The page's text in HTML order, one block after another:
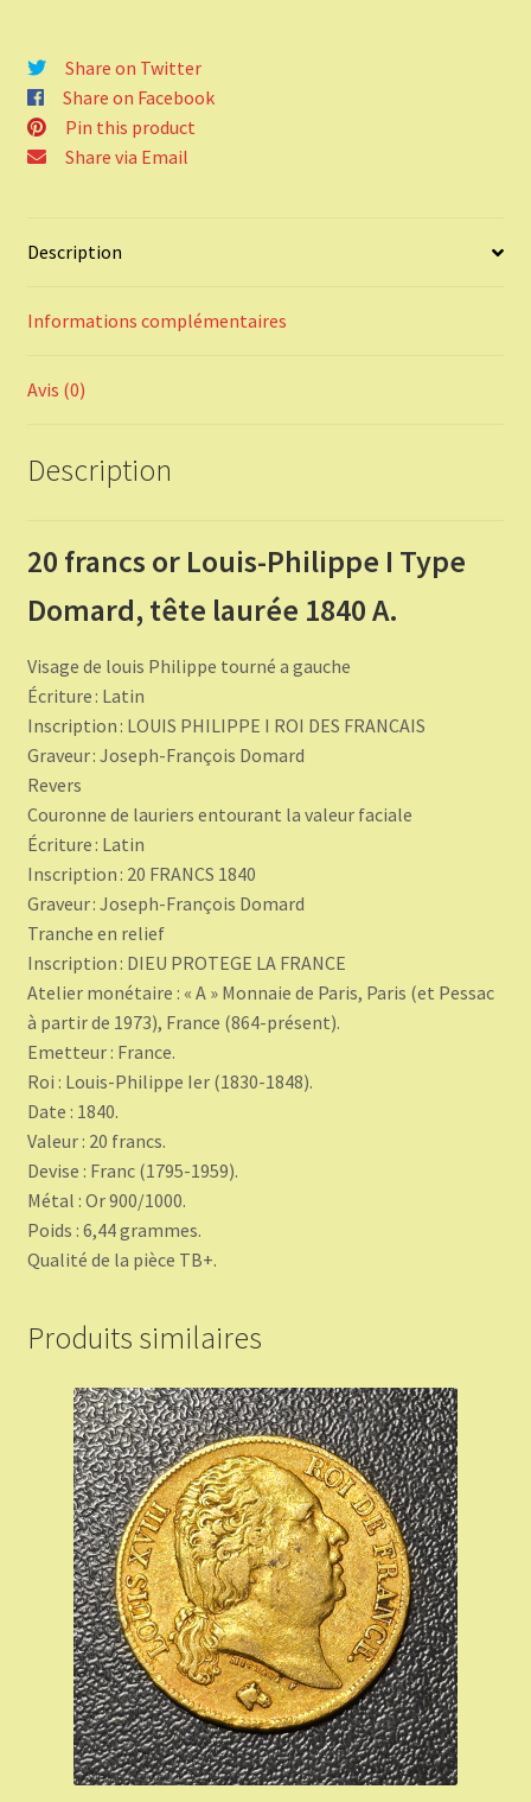
I
Type
Domard,
tête
A.
Share on Twitter
Share on Facebook
Pin this product
Share via Email
Description
Informations complémentaires
Avis (0)
Description
20 francs or Louis-Philippe I Type
Domard, tête laurée 1840 A.
Visage de louis Philippe tourné a gauche
Écriture : Latin
Inscription : LOUIS PHILIPPE I ROI DES FRANCAIS
Graveur : Joseph-François Domard
Revers
Couronne de lauriers entourant la valeur faciale
Écriture : Latin
Inscription : 20 FRANCS 1840
Graveur : Joseph-François Domard
Tranche en relief
Inscription : DIEU PROTEGE LA FRANCE
Atelier monétaire : « A » Monnaie de Paris, Paris (et Pessac
à partir de 1973), France (864-présent).
Emetteur : France.
Roi : Louis-Philippe Ier (1830-1848).
Date : 1840.
Valeur : 20 francs.
Devise : Franc (1795-1959).
Métal : Or 900/1000.
Poids : 6,44 grammes.
Qualité de la pièce TB+.
Produits similaires